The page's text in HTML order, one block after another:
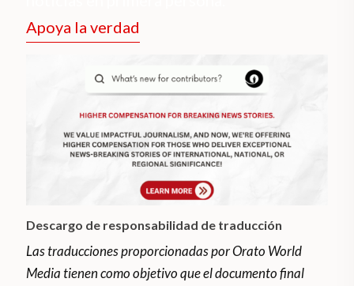
Apoya la verdad
Descargo de responsabilidad de traducción
Las traducciones proporcionadas por Orato World
Media tienen como objetivo que el documento final